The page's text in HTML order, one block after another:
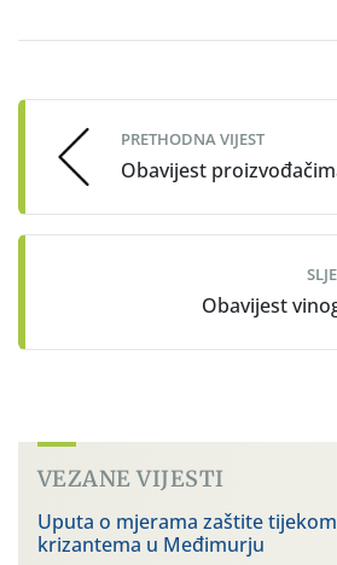
navigation
PRETHODNA VIJEST
Obavijest
Obavijest
VEZANE VIJESTI
Uputa o mjerama zaštite
krizantema u Međimurju